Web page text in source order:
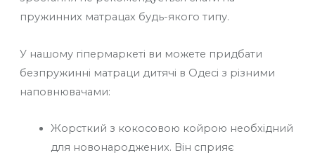
пружинних матрацах будь-якого типу.
У нашому гіпермаркеті ви можете придбати
безпружинні матраци дитячі в Одесі з різними
наповнювачами:
Жорсткий з кокосовою койрою необхідний
для новонароджених. Він сприяє